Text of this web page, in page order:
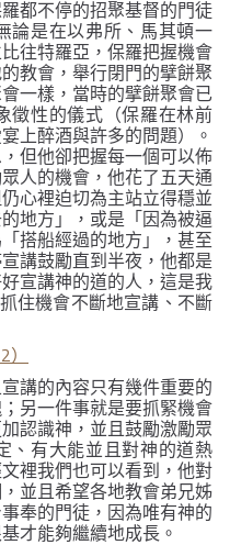
都不停的招聚基督的門徒
論是在以弗所、馬其頓一
往特羅亞，保羅把握機會
教會，舉行閉門的擘餅聚
一樣，當時的擘餅聚會已
徵性的儀式（保羅在林前
上醉酒與許多的問題）。
但他卻把握每一個可以佈
人的機會，他花了五天通
心裡迫切為主站立得穩並
地方」，或是「因為被逼
搭船經過的地方」，甚至
講鼓勵直到半夜，他都是
宣講神的道的人，這是我
住機會不斷地宣講、不斷
）
講的內容只有幾件重要的
另一件事就是要抓緊機會
認識神，並且鼓勵激勵眾
、有大能並且對神的道熱
裡我們也可以看到，他對
並且希望各地教會弟兄姊
奉的門徒，因為唯有神的
才能夠繼續地成長。